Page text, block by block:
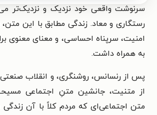
سرنوشت واقعی خود نزدیک و نزدیک‌تر
رستگاری و معاد. زندگی مطابق با این
امنیت، سرپناه احساسی، و معنای معنوی
به همراه داشت.
پس از رنسانس، روشنگری، و انقلاب
از متنیت، جانشین متنِ اجتماعی
متن اجتماعی‌ای که مردم کلاً با آن زندگی